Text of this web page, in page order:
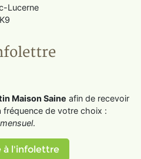
Lucerne
Maison Saine afin de recevoir
fréquence de votre choix :
.
à l'infolettre